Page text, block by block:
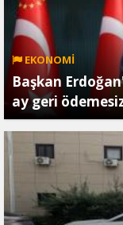
EKONOMİ
Başkan
ay geri